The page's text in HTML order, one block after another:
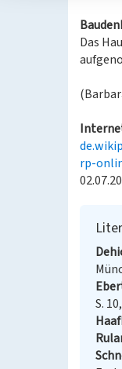
Das
rp-
S.